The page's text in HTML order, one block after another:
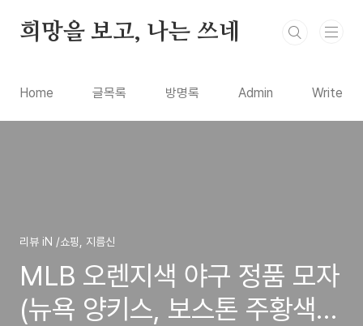
희망을 보고, 나는 쓰네
Home 글목록 방명록 Admin Write
리뷰 iN /쇼핑, 지름신
MLB 오렌지색 야구 정품 모자
(뉴욕 양키스, 보스톤 주황색